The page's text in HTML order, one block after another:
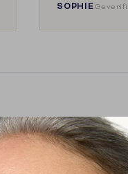
SOPHIE